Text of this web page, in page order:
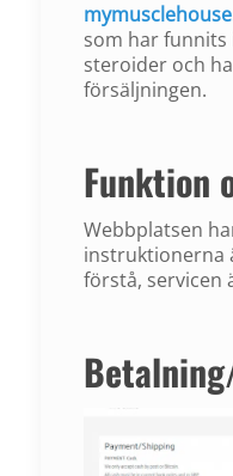
som har funnits
steroider och
försäljningen.
Funktion
Webbplatsen
instruktionerna
förstå, servicen